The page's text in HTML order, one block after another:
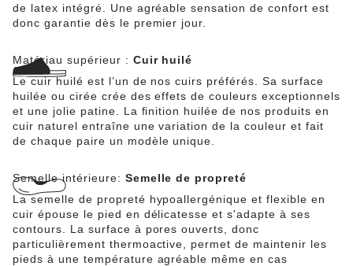
de latex intégré. Une agréable sensation de confort est
donc garantie dès le premier jour.
Matériau supérieur : Cuir huilé
Le cuir huilé est l’un de nos cuirs préférés. Sa surface
huilée ou cirée crée des effets de couleurs exceptionnels
et une jolie patine. La finition huilée de nos produits en
cuir naturel entraîne une variation de la couleur et fait
de chaque paire un modèle unique.
Semelle intérieure: Semelle de propreté
La semelle de propreté hypoallergénique et flexible en
cuir épouse le pied en délicatesse et s'adapte à ses
contours. La surface à pores ouverts, donc
particulièrement thermoactive, permet de maintenir les
pieds à une température agréable même en cas